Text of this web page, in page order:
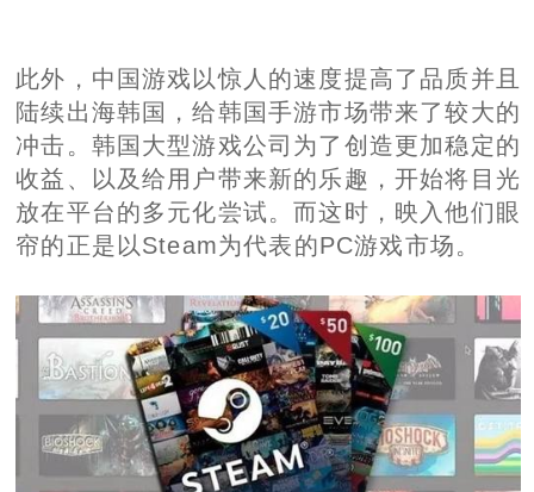
此外，中国游戏以惊人的速度提高了品质并且
陆续出海韩国，给韩国手游市场带来了较大的
冲击。韩国大型游戏公司为了创造更加稳定的
收益、以及给用户带来新的乐趣，开始将目光
放在平台的多元化尝试。而这时，映入他们眼
帘的正是以Steam为代表的PC游戏市场。